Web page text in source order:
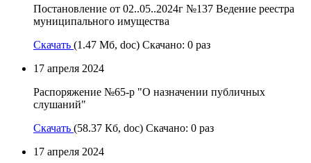
Постановление от 02..05..2024г №137 Ведение реестра
муниципального имущества
Скачать (1.47 Мб, doc) Скачано: 0 раз
17 апреля 2024
Распоряжение №65-р "О назначении публичных
слушаний"
Скачать (58.37 Кб, doc) Скачано: 0 раз
17 апреля 2024